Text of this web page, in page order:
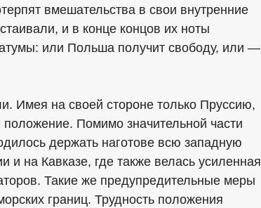
вмешательства в свои внутренние
и в конце концов их ноты
или Польша получит свободу, или —
Имея на своей стороне только Пруссию,
Помимо значительной части
держать наготове всю западную
на Кавказе, где также велась усиленная
Такие же предупредительные меры
границ. Трудность положения